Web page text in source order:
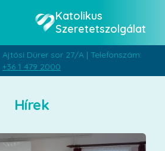
Katolikus
Szeretetszolgálat
Ajtósi Dürer sor 27/A | Telefonszám:
+36 1 479 2000
Hírek